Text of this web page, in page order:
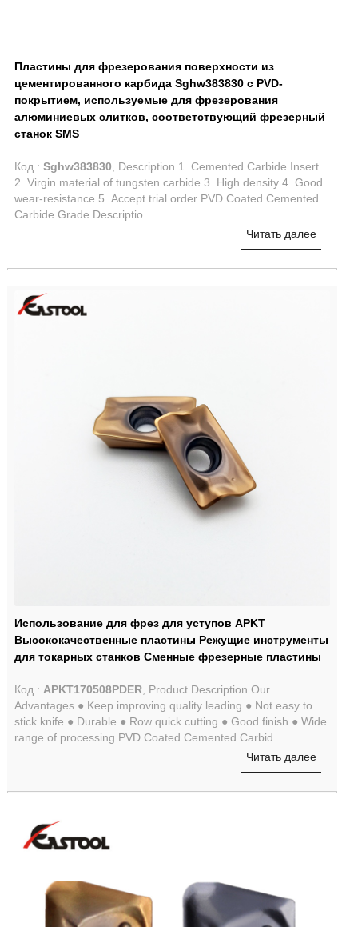
Пластины для фрезерования поверхности из
цементированного карбида Sghw383830 с PVD-
покрытием, используемые для фрезерования
алюминиевых слитков, соответствующий фрезерный
станок SMS
Код : Sghw383830
2. Virgin material of tungsten carbide 3. High density 4. Good
wear-resistance 5. Accept trial order PVD Coated Cemented
Carbide Grade Descriptio...
Читать далее
Использование для фрез для уступов APKT
Высококачественные пластины Режущие инструменты
для токарных станков Сменные фрезерные пластины
Код : APKT170508PDER, Product Description Our
Advantages ● Keep improving quality leading ● Not easy to
stick knife ● Durable ● Row quick cutting ● Good finish ● Wide
range of processing PVD Coated Cemented Carbid...
Читать далее